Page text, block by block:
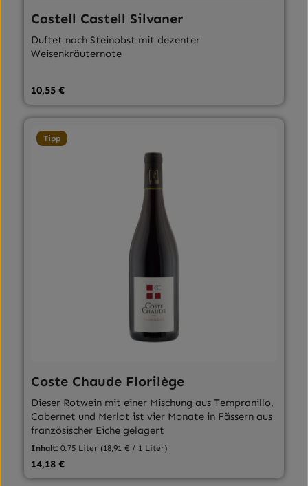
Castell Castell Silvaner
Duftet nach Steinobst mit dezenter
Weisenkräuternote
Regulärer Preis:
10,55 €
Tipp
Coste Chaude Florilège
Dieser Rotwein mit einer Mischung aus Tempranillo,
Cabernet und Merlot ist vier Monate in Fässern aus
französischer Eiche gelagert
Inhalt:0.75 Liter (18,91 € / 1 Liter)
Regulärer Preis:
14,18 €